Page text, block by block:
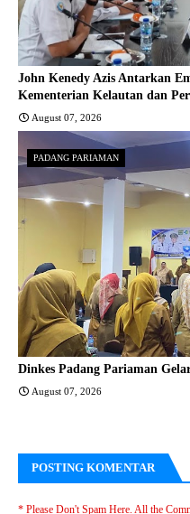
John Kenedy Azis Antarkan
Kementerian Kelautan dan
August 07, 2026
PADANG PARIAMAN
Dinkes Padang Pariaman
August 07, 2026
POSTING KOMENTAR
* Please Don't Spam Here. All the